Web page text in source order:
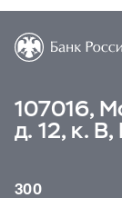
107016,
д. 12, к.
300